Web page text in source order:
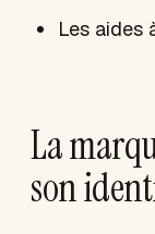
Les aides
La
son